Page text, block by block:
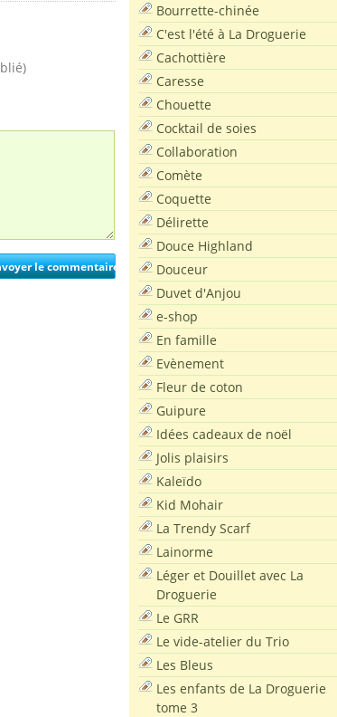
Bourrette-chinée
C'est l'été à La Droguerie
Cachottière
Caresse
Chouette
Cocktail de soies
Collaboration
Comète
Coquette
Délirette
Douce Highland
Douceur
Duvet d'Anjou
e-shop
En famille
Evènement
Fleur de coton
Guipure
Idées cadeaux de noël
Jolis plaisirs
Kaleïdo
Kid Mohair
La Trendy Scarf
Lainorme
Léger et Douillet avec La
Droguerie
Le GRR
Le vide-atelier du Trio
Les Bleus
Les enfants de La Droguerie
tome 3